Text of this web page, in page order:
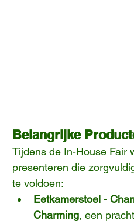
Belangrijke
Tijdens de In-House Fair
presenteren die
te voldoen:
Eetkamerstoel -
Charming, een